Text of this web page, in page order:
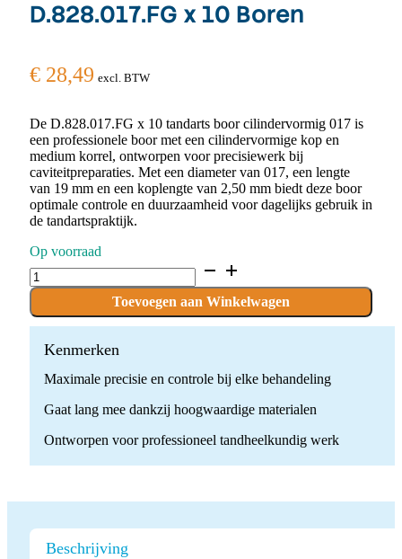
D.828.017.FG x 10 Boren
€ 28,49 excl. BTW
De D.828.017.FG x 10 tandarts boor cilindervormig 017 is
een professionele boor met een cilindervormige kop en
medium korrel, ontworpen voor precisiewerk bij
caviteitpreparaties. Met een diameter van 017, een lengte
van 19 mm en een koplengte van 2,50 mm biedt deze boor
optimale controle en duurzaamheid voor dagelijks gebruik in
de tandartspraktijk.
Op voorraad
D.828.017.FG
x
Boren
quantity
Toevoegen aan Winkelwagen
Kenmerken
Maximale precisie en controle bij elke behandeling
Gaat lang mee dankzij hoogwaardige materialen
Ontworpen voor professioneel tandheelkundig werk
Beschrijving